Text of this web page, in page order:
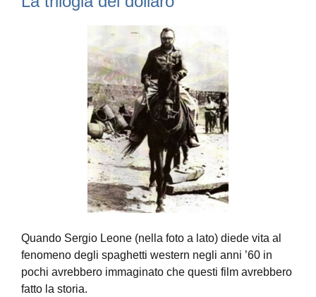
Quando Sergio Leone (nella foto a lato) diede vita al
fenomeno degli spaghetti western negli anni ’60 in
pochi avrebbero immaginato che questi film avrebbero
fatto la storia.